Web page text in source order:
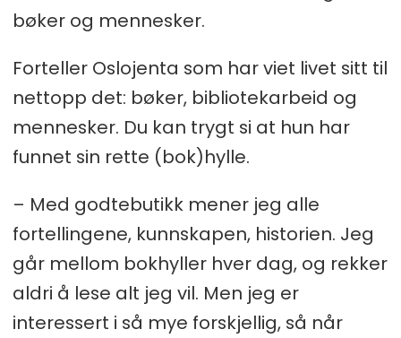
bøker og mennesker.
Forteller Oslojenta som har viet livet sitt til
nettopp det: bøker, bibliotekarbeid og
mennesker. Du kan trygt si at hun har
funnet sin rette (bok)hylle.
– Med godtebutikk mener jeg alle
fortellingene, kunnskapen, historien. Jeg
går mellom bokhyller hver dag, og rekker
aldri å lese alt jeg vil. Men jeg er
interessert i så mye forskjellig, så når